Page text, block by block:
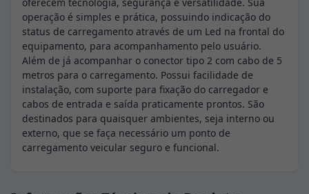
operação é simples e prática, possuindo indicação do
status de carregamento através de um Led na frontal do
equipamento, para acompanhamento pelo usuário.
Além de já acompanhar o conector tipo 2 com cabo de 5
metros para o carregamento. Possui facilidade de
instalação, com suporte para fixação do carregador e
cabos de entrada e saída praticamente prontos. São
destinados para quaisquer ambientes, seja interno ou
externo, que se faça necessário um ponto de
carregamento veicular seguro e funcional.